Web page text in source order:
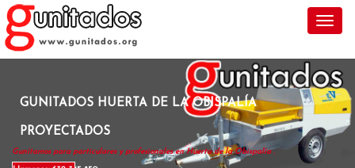
GUNITADOS HUERTA DE LA OBISPALÍA
PROYECTADOS
Gunitamos para particulares y profesionales en Huerta de la Obispalía .